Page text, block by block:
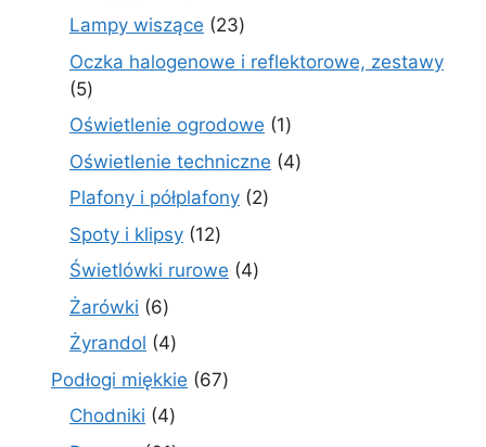
Lampy wiszące 2323
produkty
Oczka halogenowe i reflektorowe, zestawy
55
produktów
Oświetlenie ogrodowe 11
produkt
Oświetlenie techniczne 44
Plafony i półplafony 22
Spoty i klipsy 1212
produktów
Świetlówki rurowe 44
Żarówki 66
produktów
Żyrandol 44
produkty
Podłogi miękkie 6767
Chodniki 44
produkty